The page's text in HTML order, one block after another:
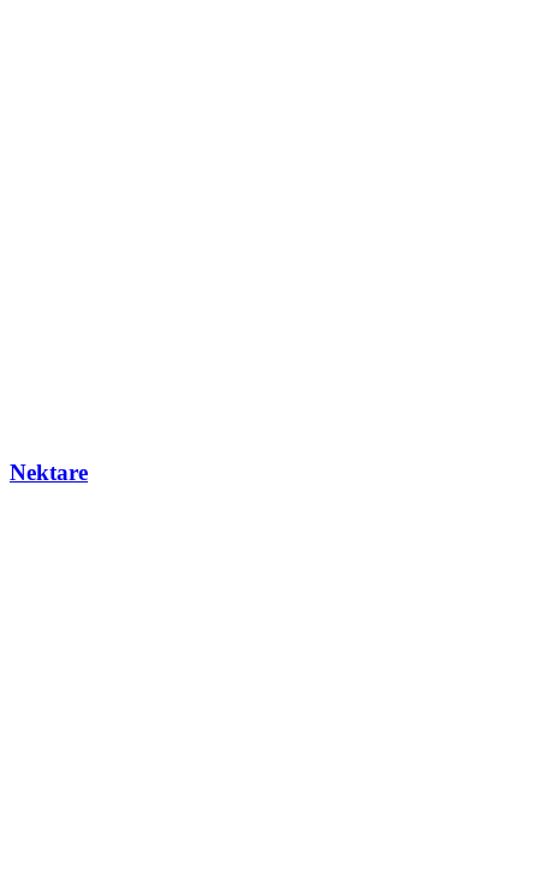
Nektare